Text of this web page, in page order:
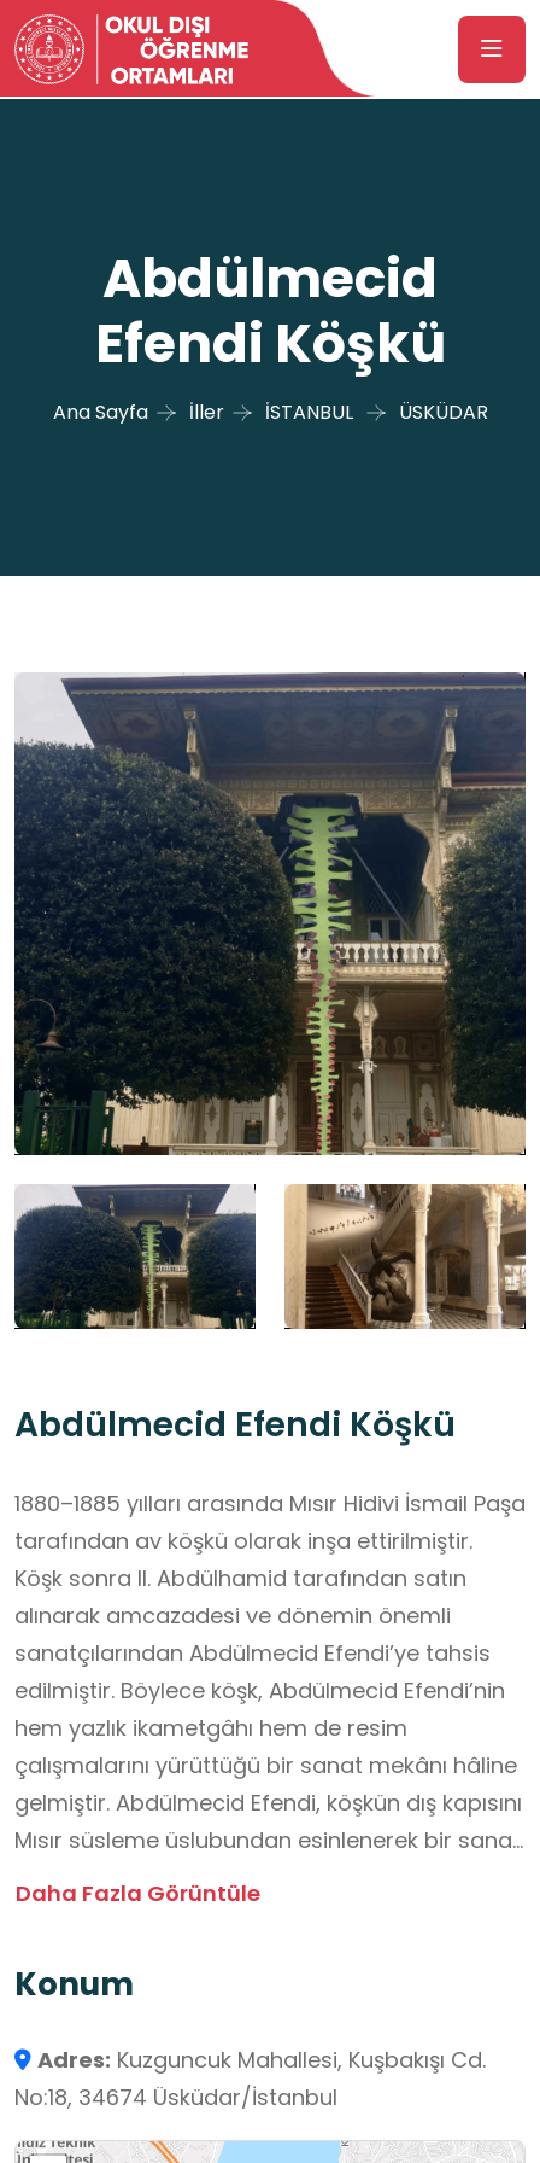
Abdülmecid
Efendi Köşkü
Ana Sayfa İller İSTANBUL ÜSKÜDAR
Abdülmecid Efendi Köşkü
1880–1885 yılları arasında Mısır Hidivi İsmail Paşa
tarafından av köşkü olarak inşa ettirilmiştir.
Köşk sonra II. Abdülhamid tarafından satın
alınarak amcazadesi ve dönemin önemli
sanatçılarından Abdülmecid Efendi’ye tahsis
edilmiştir. Böylece köşk, Abdülmecid Efendi’nin
hem yazlık ikametgâhı hem de resim
çalışmalarını yürüttüğü bir sanat mekânı hâline
gelmiştir. Abdülmecid Efendi, köşkün dış kapısını
Mısır süsleme üslubundan esinlenerek bir sanat
eserine dönüştürmüştür. Bu dönem boyunca
siyasetçilerin ve eski sadrazamların
halifeliğin kaldırılmasının ardından köşk İstanbul
Defterdarlığı’na devredilmiştir. Mimarisi
Alexandre Vallaury’e ait olan köşkte Osmanlı ve
Daha Fazla Görüntüle
Konum
Adres: Kuzguncuk Mahallesi, Kuşbakışı Cd.
No:18, 34674 Üsküdar/İstanbul